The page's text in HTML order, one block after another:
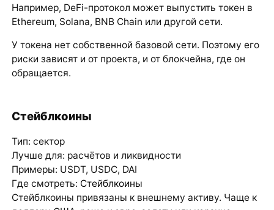
Например, DeFi-протокол может выпустить токен в
Ethereum, Solana, BNB Chain или другой сети.
У токена нет собственной базовой сети. Поэтому его
риски зависят и от проекта, и от блокчейна, где он
обращается.
Стейблкоины
Тип: сектор
Лучше для: расчётов и ликвидности
Примеры: USDT, USDC, DAI
Где смотреть: Стейблкоины
Стейблкоины привязаны к внешнему активу. Чаще к